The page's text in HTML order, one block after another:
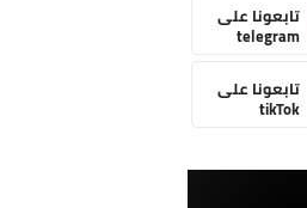
تابعونا على
telegram
تابعونا على
tikTok